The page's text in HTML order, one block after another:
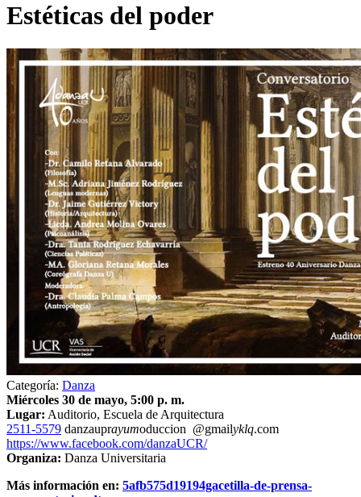
Estéticas del poder
Categoría: Danza
Miércoles 30 de mayo, 5:00 p. m.
Lugar: Auditorio, Escuela de Arquitectura
2511-5579 danzauprayumoduccion @gmailyklq.com
https://www.facebook.com/danzaUCR/
Organiza: Danza Universitaria
Más información en: 5afb575d19194gacetilla-de-prensa-